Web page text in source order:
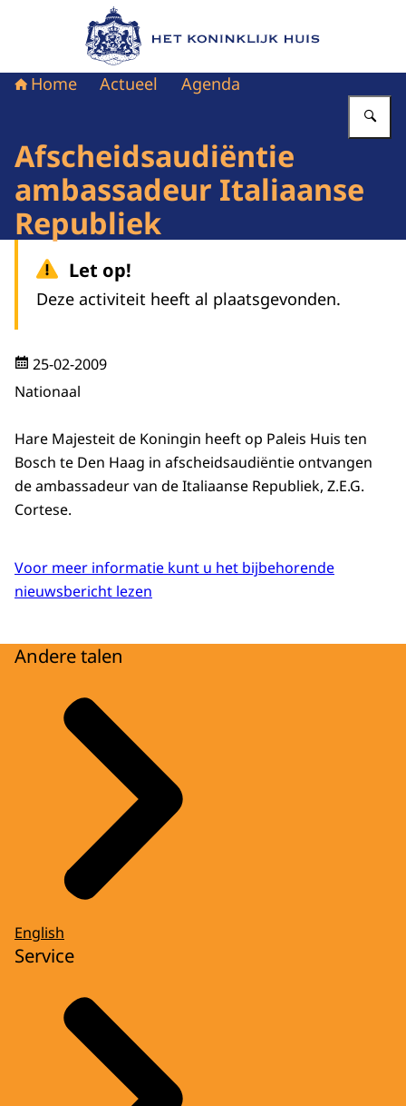
Naar de homepage van Het Koninklijk Huis
Home Actueel Agenda
Afscheidsaudiëntie
ambassadeur Italiaanse
Republiek
Let op!
Deze activiteit heeft al plaatsgevonden.
25-02-2009
Nationaal
Hare Majesteit de Koningin heeft op Paleis Huis ten
Bosch te Den Haag in afscheidsaudiëntie ontvangen
de ambassadeur van de Italiaanse Republiek, Z.E.G.
Cortese.
Voor meer informatie kunt u het bijbehorende
nieuwsbericht lezen
Andere talen
English
Service